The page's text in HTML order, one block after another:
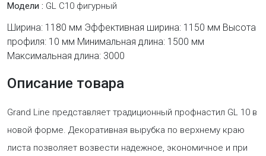
Модели : GL C10 фигурный
Ширина: 1180 мм Эффективная ширина: 1150 мм Высота
профиля: 10 мм Минимальная длина: 1500 мм
Максимальная длина: 3000
Описание товара
Grand Line представляет традиционный профнастил GL 10 в
новой форме. Декоративная вырубка по верхнему краю
листа позволяет возвести надежное, экономичное и при